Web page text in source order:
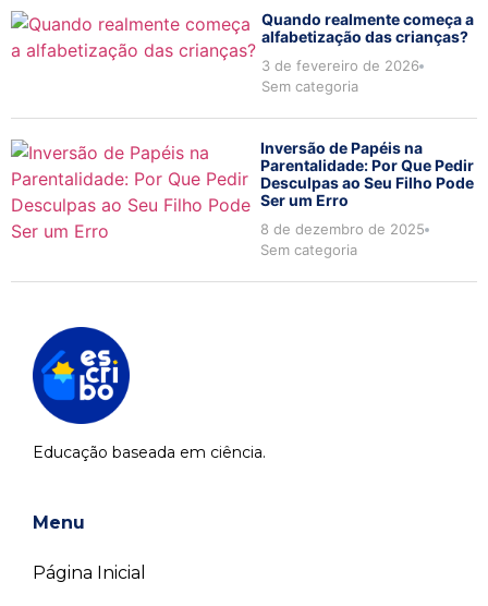
Quando realmente começa a
alfabetização das crianças?
3 de fevereiro de 2026
Sem categoria
Inversão de Papéis na
Parentalidade: Por Que Pedir
Desculpas ao Seu Filho Pode
Ser um Erro
8 de dezembro de 2025
Sem categoria
Educação baseada em ciência.
Menu
Página Inicial